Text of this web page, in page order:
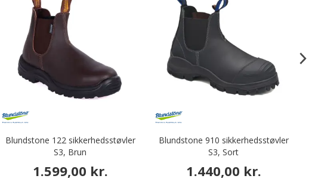
Blundstone 122 sikkerhedsstøvler
S3, Brun
1.599,00 kr.
Blundstone 910 sikkerhedsstøvler
S3, Sort
1.440,00 kr.